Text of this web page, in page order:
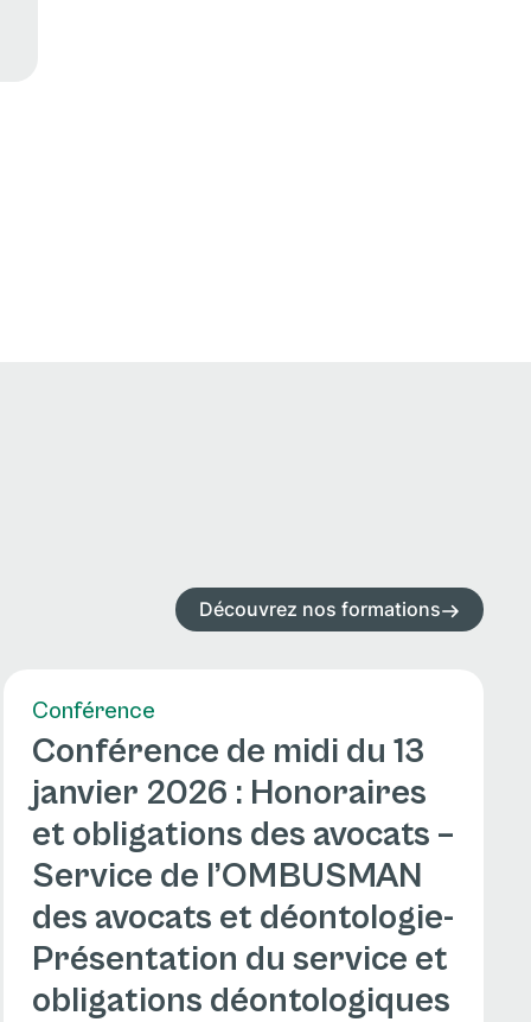
Découvrez nos formations
Conférence
Conférence de midi du 13
janvier 2026 : Honoraires
et obligations des avocats –
Service de l’OMBUSMAN
des avocats et déontologie-
Présentation du service et
obligations déontologiques